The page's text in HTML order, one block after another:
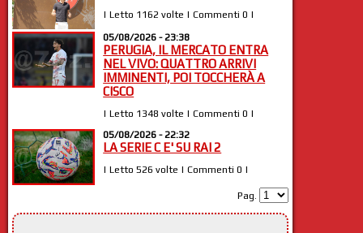
| Letto 1162 volte | Commenti 0 |
05/08/2026 - 23:38
PERUGIA, IL MERCATO ENTRA
NEL VIVO: QUATTRO ARRIVI
IMMINENTI, POI TOCCHERÀ A
CISCO
| Letto 1348 volte | Commenti 0 |
05/08/2026 - 22:32
LA SERIE C E' SU RAI 2
| Letto 526 volte | Commenti 0 |
Pag.